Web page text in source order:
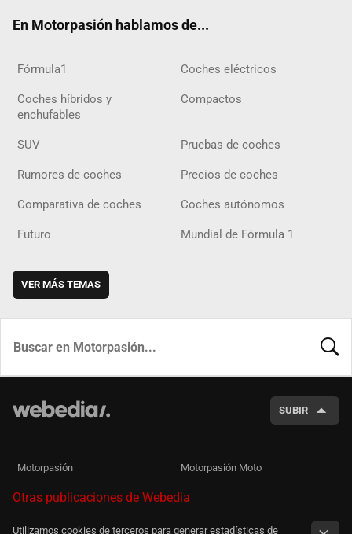
En Motorpasión hablamos de...
Fórmula1 Coches eléctricos
Coches híbridos y
enchufables
Compactos
SUV Pruebas de coches
Rumores de coches Precios de coches
Comparativa de coches Coches autónomos
Futuro Mundial de Fórmula 1
VER MÁS TEMAS
SUBIR
Motorpasión Motorpasión Moto
Otras publicaciones de Webedia
Utilizamos cookies de terceros para generar estadísticas de